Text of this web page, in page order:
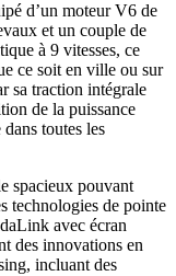
d’un moteur V6 de
et un couple de
à 9 vitesses, ce
ce soit en ville ou sur
sa traction intégrale
de la puissance
toutes les
spacieux pouvant
technologies de pointe
avec écran
des innovations en
incluant des